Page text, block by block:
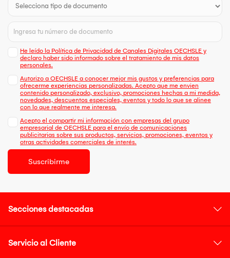
He leído la Política de Privacidad de Canales Digitales OECHSLE y
declaro haber sido informado sobre el tratamiento de mis datos
personales.
Autorizo a OECHSLE a conocer mejor mis gustos y preferencias para
ofrecerme experiencias personalizadas. Acepto que me envien
contenido personalizado, exclusivo, promociones hechas a mi medida,
novedades, descuentos especiales, eventos y todo lo que se alinee
con lo que realmente me interesa.
Acepto el compartir mi información con empresas del grupo
empresarial de OECHSLE para el envío de comunicaciones
publicitarias sobre sus productos, servicios, promociones, eventos y
otras actividades comerciales de interés.
Suscribirme
Secciones destacadas
Servicio al Cliente